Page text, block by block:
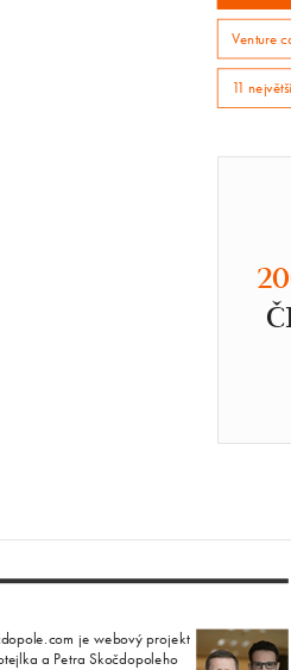
Venture
11
je webový projekt
a Petra Skočdopoleho